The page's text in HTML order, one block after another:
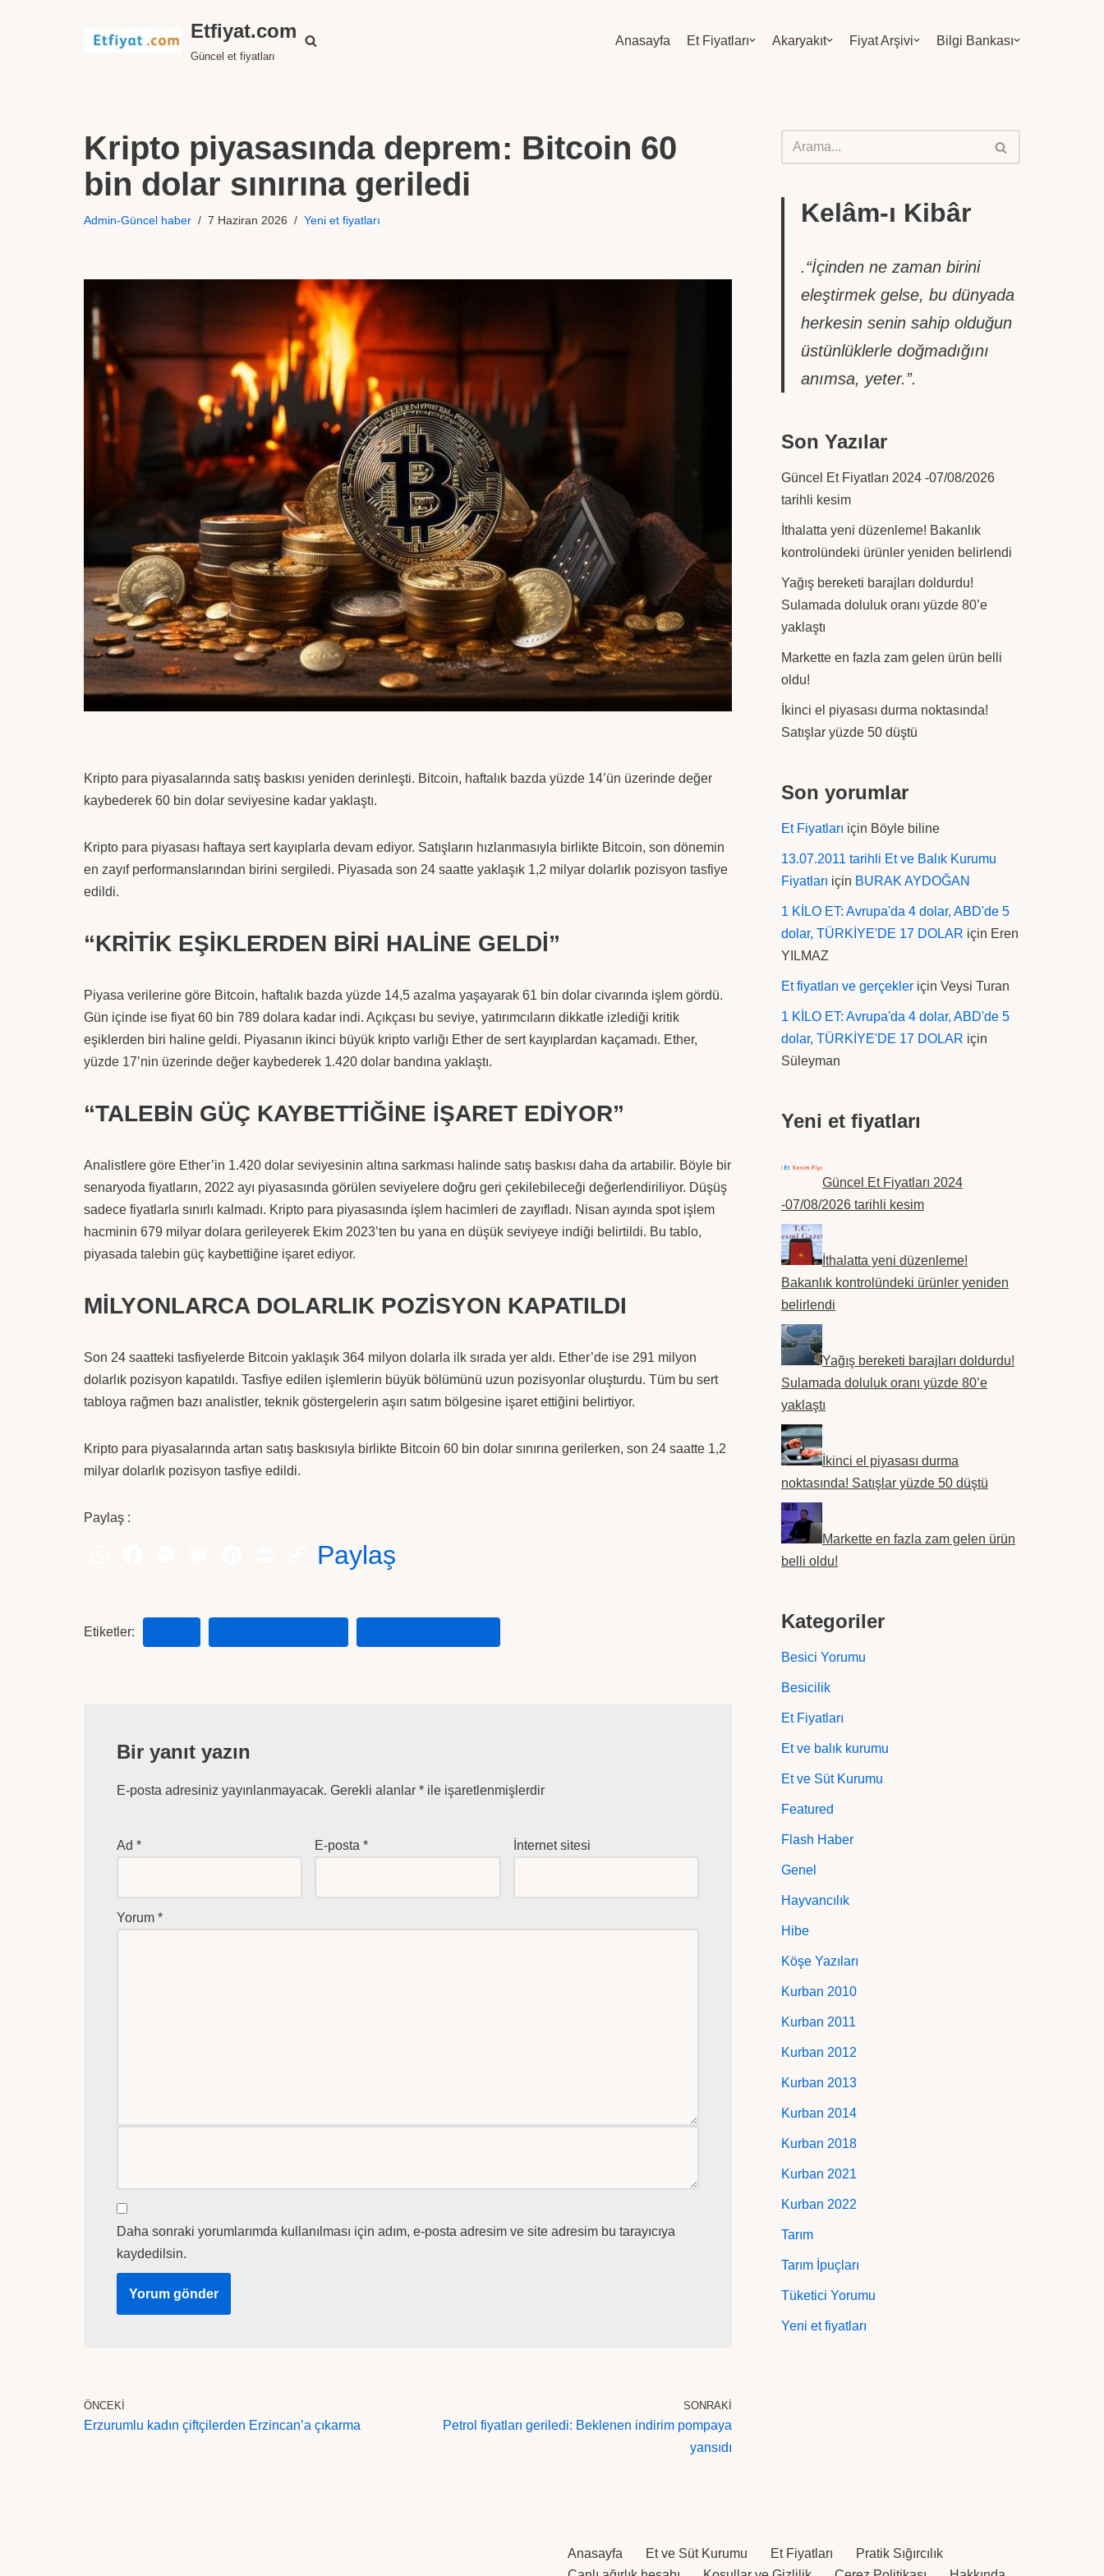
Etfiyat.com
Güncel et fiyatları
Anasayfa Et Fiyatları Akaryakıt Fiyat Arşivi Bilgi Bankası
Kripto piyasasında deprem: Bitcoin 60
bin dolar sınırına geriledi
Admin-Güncel haber 7 Haziran 2026 Yeni et fiyatları
Kripto para piyasalarında satış baskısı yeniden derinleşti. Bitcoin, haftalık bazda yüzde 14’ün üzerinde değer
kaybederek 60 bin dolar seviyesine kadar yaklaştı.
Kripto para piyasası haftaya sert kayıplarla devam ediyor. Satışların hızlanmasıyla birlikte Bitcoin, son dönemin
en zayıf performanslarından birini sergiledi. Piyasada son 24 saatte yaklaşık 1,2 milyar dolarlık pozisyon tasfiye
edildi.
“KRİTİK EŞİKLERDEN BİRİ HALİNE GELDİ”
Piyasa verilerine göre Bitcoin, haftalık bazda yüzde 14,5 azalma yaşayarak 61 bin dolar civarında işlem gördü.
Gün içinde ise fiyat 60 bin 789 dolara kadar indi. Açıkçası bu seviye, yatırımcıların dikkatle izlediği kritik
eşiklerden biri haline geldi. Piyasanın ikinci büyük kripto varlığı Ether de sert kayıplardan kaçamadı. Ether,
yüzde 17’nin üzerinde değer kaybederek 1.420 dolar bandına yaklaştı.
“TALEBİN GÜÇ KAYBETTİĞİNE İŞARET EDİYOR”
Analistlere göre Ether’in 1.420 dolar seviyesinin altına sarkması halinde satış baskısı daha da artabilir. Böyle bir
senaryoda fiyatların, 2022 ayı piyasasında görülen seviyelere doğru geri çekilebileceği değerlendiriliyor. Düşüş
sadece fiyatlarla sınırlı kalmadı. Kripto para piyasasında işlem hacimleri de zayıfladı. Nisan ayında spot işlem
hacminin 679 milyar dolara gerileyerek Ekim 2023’ten bu yana en düşük seviyeye indiği belirtildi. Bu tablo,
piyasada talebin güç kaybettiğine işaret ediyor.
MİLYONLARCA DOLARLIK POZİSYON KAPATILDI
Son 24 saatteki tasfiyelerde Bitcoin yaklaşık 364 milyon dolarla ilk sırada yer aldı. Ether’de ise 291 milyon
dolarlık pozisyon kapatıldı. Tasfiye edilen işlemlerin büyük bölümünü uzun pozisyonlar oluşturdu. Tüm bu sert
tabloya rağmen bazı analistler, teknik göstergelerin aşırı satım bölgesine işaret ettiğini belirtiyor.
Kripto para piyasalarında artan satış baskısıyla birlikte Bitcoin 60 bin dolar sınırına gerilerken, son 24 saatte 1,2
milyar dolarlık pozisyon tasfiye edildi.
Paylaş :
Paylaş
Etiketler:
Bir yanıt yazın
E-posta adresiniz yayınlanmayacak. Gerekli alanlar * ile işaretlenmişlerdir
Ad * E-posta* İnternet sitesi
Yorum *
Daha sonraki yorumlarımda kullanılması için adım, e-posta adresim ve site adresim bu tarayıcıya
kaydedilsin.
ÖNCEKI
Erzurumlu kadın çiftçilerden Erzincan’a çıkarma
SONRAKI
Petrol fiyatları geriledi: Beklenen indirim pompaya
yansıdı
Kelâm-ı Kibâr
.“İçinden ne zaman birini
eleştirmek gelse, bu dünyada
herkesin senin sahip olduğun
üstünlüklerle doğmadığını
anımsa, yeter.”.
Son Yazılar
Güncel Et Fiyatları 2024 -07/08/2026
tarihli kesim
İthalatta yeni düzenleme! Bakanlık
kontrolündeki ürünler yeniden belirlendi
Yağış bereketi barajları doldurdu!
Sulamada doluluk oranı yüzde 80’e
yaklaştı
Markette en fazla zam gelen ürün belli
oldu!
İkinci el piyasası durma noktasında!
Satışlar yüzde 50 düştü
Son yorumlar
Et Fiyatları için Böyle biline
13.07.2011 tarihli Et ve Balık Kurumu
Fiyatları için BURAK AYDOĞAN
1 KİLO ET: Avrupa'da 4 dolar, ABD'de 5
dolar, TÜRKİYE'DE 17 DOLAR için Eren
YILMAZ
Et fiyatları ve gerçekler için Veysi Turan
1 KİLO ET: Avrupa'da 4 dolar, ABD'de 5
dolar, TÜRKİYE'DE 17 DOLAR için
Süleyman
Yeni et fiyatları
Güncel Et Fiyatları 2024
-07/08/2026 tarihli kesim
İthalatta yeni düzenleme!
Bakanlık kontrolündeki ürünler yeniden
belirlendi
Yağış bereketi barajları doldurdu!
Sulamada doluluk oranı yüzde 80’e
yaklaştı
İkinci el piyasası durma
noktasında! Satışlar yüzde 50 düştü
Markette en fazla zam gelen ürün
belli oldu!
Kategoriler
Besici Yorumu
Besicilik
Et Fiyatları
Et ve balık kurumu
Et ve Süt Kurumu
Featured
Flash Haber
Genel
Hayvancılık
Hibe
Köşe Yazıları
Kurban 2010
Kurban 2011
Kurban 2012
Kurban 2013
Kurban 2014
Kurban 2018
Kurban 2021
Kurban 2022
Tarım
Tarım İpuçları
Tüketici Yorumu
Yeni et fiyatları
Anasayfa Et ve Süt Kurumu Et Fiyatları
Pratik Sığırcılık